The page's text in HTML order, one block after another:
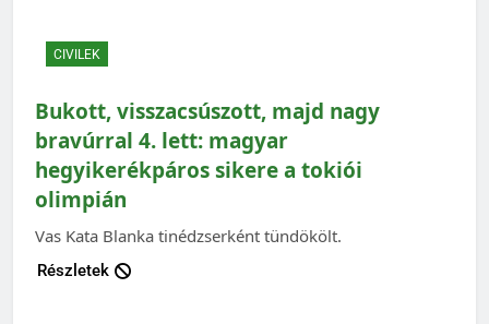
CIVILEK
Bukott, visszacsúszott, majd nagy
bravúrral 4. lett: magyar
hegyikerékpáros sikere a tokiói
olimpián
Vas Kata Blanka tinédzserként tündökölt.
Részletek